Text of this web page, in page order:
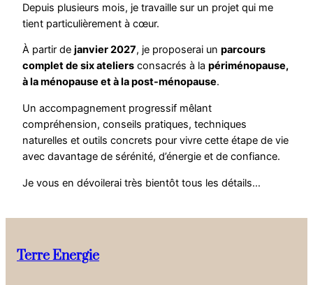
Depuis plusieurs mois, je travaille sur un projet qui me
tient particulièrement à cœur.
À partir de janvier 2027, je proposerai un parcours
complet de six ateliers consacrés à la périménopause,
à la ménopause et à la post-ménopause.
Un accompagnement progressif mêlant
compréhension, conseils pratiques, techniques
naturelles et outils concrets pour vivre cette étape de vie
avec davantage de sérénité, d’énergie et de confiance.
Je vous en dévoilerai très bientôt tous les détails…
Terre Energie